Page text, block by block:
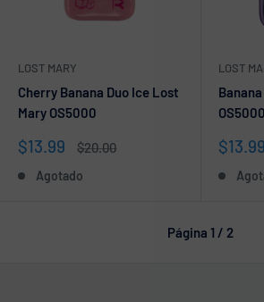
LOST MARY
Cherry Banana Duo Ice Lost
Mary OS5000
Precio
de
venta
$13.99
Precio
$20.00
Agotado
LOST
OS5000
Precio
de
venta
$13.99
Página 1 / 2